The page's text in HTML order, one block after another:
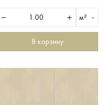
м²
В корзину